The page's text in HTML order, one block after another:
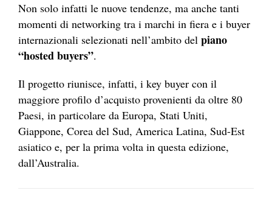
Non solo infatti le nuove tendenze, ma anche tanti
momenti di networking tra i marchi in fiera e i buyer
internazionali selezionati nell’ambito del piano
“hosted buyers”.
Il progetto riunisce, infatti, i key buyer con il
maggiore profilo d’acquisto provenienti da oltre 80
Paesi, in particolare da Europa, Stati Uniti,
Giappone, Corea del Sud, America Latina, Sud-Est
asiatico e, per la prima volta in questa edizione,
dall’Australia.